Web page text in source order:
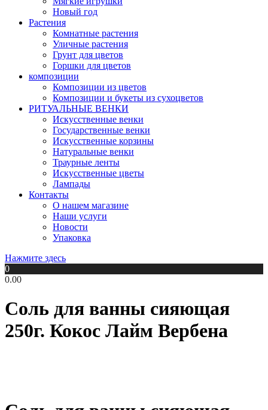
Новый год
Растения
Комнатные растения
Уличные растения
Грунт для цветов
Горшки для цветов
композиции
Композиции из цветов
Композиции и букеты из сухоцветов
РИТУАЛЬНЫЕ ВЕНКИ
Искусственные венки
Государственные венки
Искусственные корзины
Натуральные венки
Траурные ленты
Искусственные цветы
Лампады
Контакты
О нашем магазине
Наши услуги
Новости
Упаковка
Нажмите здесь
0
0.00
Соль для ванны сияющая
250г. Кокос Лайм Вербена